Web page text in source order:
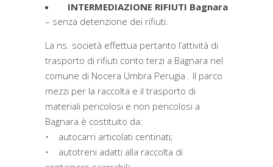
INTERMEDIAZIONE RIFIUTI Bagnara
– senza detenzione dei rifiuti.
La ns. società effettua pertanto l’attività di
trasporto di rifiuti conto terzi a Bagnara nel
comune di Nocera Umbra Perugia . Il parco
mezzi per la raccolta e il trasporto di
materiali pericolosi e non pericolosi a
Bagnara è costituito da:
• autocarri articolati centinati;
• autotreni adatti alla raccolta di